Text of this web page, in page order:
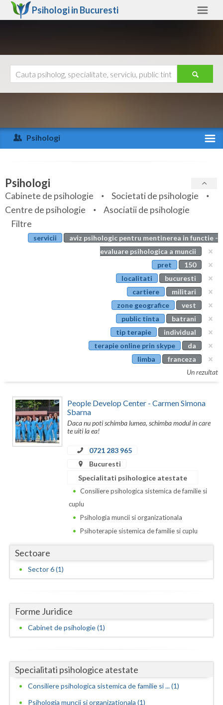
Psihologi in Bucuresti
Arad
Arges
Bihor
Bistrita-Nasaud
Botosani
Covasna
Dambovita
Dolj
Hunedoara
Ialomita
Ilfov
Maramures
Mures
Neamt
Ajutor
Psihologi
Specialitati
Servicii
Articole
Evenimente
Psihologi
Cabinete de psihologie
Societati de psihologie
Centre de psihologie
Asociatii de psihologie
Filtre
servicii
aviz psihologic pentru mentinerea in functie -
evaluare psihologica a muncii
pret
150
localitati
bucuresti
cartiere
militari
zone geografice
vest
public tinta
batrani
tip terapie
individual
terapie online prin skype
da
limba
franceza
Un rezultat
People Develop Center - Carmen Simona
Sbarna
Daca nu poti schimba lumea, schimba modul in care
te uiti la ea!
0721 283 965
Bucuresti
Specialitati psihologice atestate
Consiliere psihologica sistemica de familie si
cuplu
Psihologia muncii si organizationala
Psihoterapie sistemica de familie si cuplu
Sectoare
Sector 6 (1)
Forme Juridice
Cabinet de psihologie (1)
Specialitati psihologice atestate
Consiliere psihologica sistemica de familie si ... (1)
Psihologia muncii si organizationala (1)